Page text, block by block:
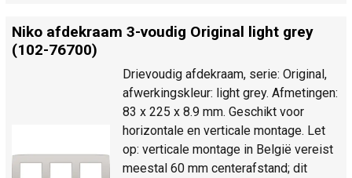
Niko afdekraam 3-voudig Original light grey
(102-76700)
Drievoudig afdekraam, serie: Original,
afwerkingskleur: light grey. Afmetingen:
83 x 225 x 8.9 mm. Geschikt voor
horizontale en verticale montage. Let
op: verticale montage in België vereist
meestal 60 mm centerafstand; dit